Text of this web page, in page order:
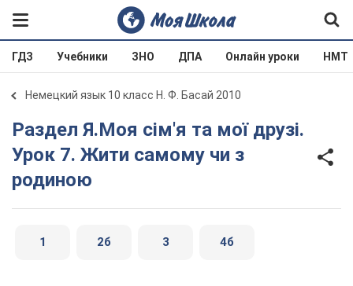
ГДЗ Учебники ЗНО ДПА Онлайн уроки НМТ
Немецкий язык 10 класс Н. Ф. Басай 2010
Раздел Я.Моя сім'я та мої друзі.
Урок 7. Жити самому чи з
родиною
1 2б 3 4б